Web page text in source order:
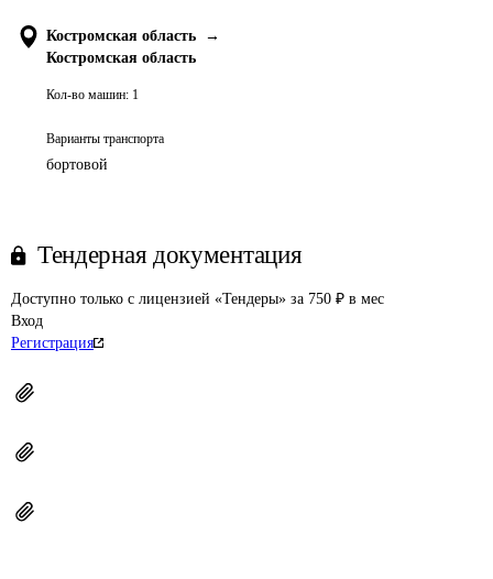
Костромская область
→
Костромская область
Кол-во машин: 1
Варианты транспорта
бортовой
Тендерная документация
Доступно только с лицензией «Тендеры» за 750 ₽ в мес
Вход
Регистрация